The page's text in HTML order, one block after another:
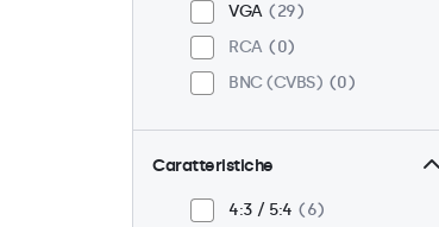
VGA
29
RCA
0
BNC (CVBS)
0
Caratteristiche
4:3 / 5:4
6